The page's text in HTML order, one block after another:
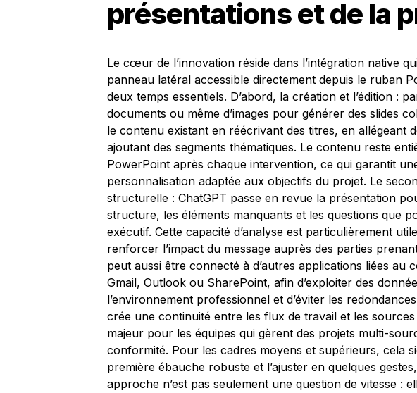
présentations et de la
Le cœur de l’innovation réside dans l’intégration native
panneau latéral accessible directement depuis le ruban
deux temps essentiels. D’abord, la création et l’édition :
documents ou même d’images pour générer des slides
le contenu existant en réécrivant des titres, en allégeant
ajoutant des segments thématiques. Le contenu reste
PowerPoint après chaque intervention, ce qui garantit
personnalisation adaptée aux objectifs du projet. Le
structurelle : ChatGPT passe en revue la présentation
structure, les éléments manquants et les questions que
exécutif. Cette capacité d’analyse est particulièrement
renforcer l’impact du message auprès des parties
peut aussi être connecté à d’autres applications liées au
Gmail, Outlook ou SharePoint, afin d’exploiter des
l’environnement professionnel et d’éviter les
crée une continuité entre les flux de travail et les
majeur pour les équipes qui gèrent des projets multi-
conformité. Pour les cadres moyens et supérieurs, cela
première ébauche robuste et l’ajuster en quelques
approche n’est pas seulement une question de vitesse :